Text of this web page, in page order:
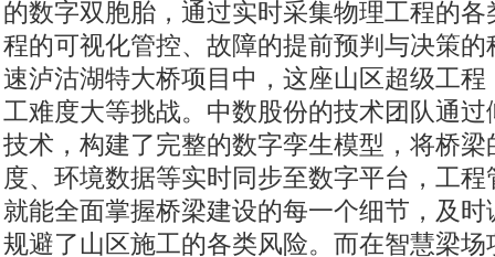
的数字双胞胎，通过实时采集物理工程的
程的可视化管控、故障的提前预判与决策
速泸沽湖特大桥项目中，这座山区超级工
工难度大等挑战。中数股份的技术团队通
技术，构建了完整的数字孪生模型，将桥
度、环境数据等实时同步至数字平台，工
就能全面掌握桥梁建设的每一个细节，及
规避了山区施工的各类风险。而在智慧梁